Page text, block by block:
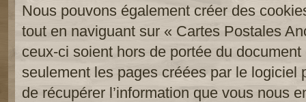
Nous pouvons également créer des
tout en naviguant sur « Cartes Postales
ceux-ci soient hors de portée du
seulement les pages créées par le logiciel
de récupérer l’information que vous nous